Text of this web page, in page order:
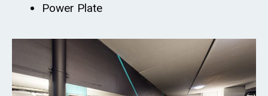
Power Plate